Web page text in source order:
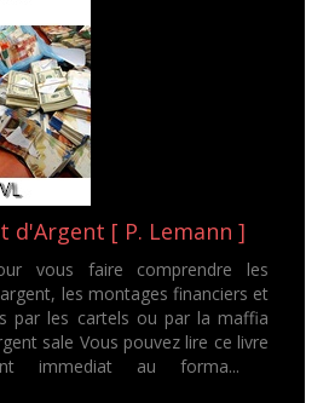
d'Argent [ P. Lemann ]
vous faire comprendre les
les montages financiers et
par les cartels ou par la maffia
sale Vous pouvez lire ce livre
immediat au forma...